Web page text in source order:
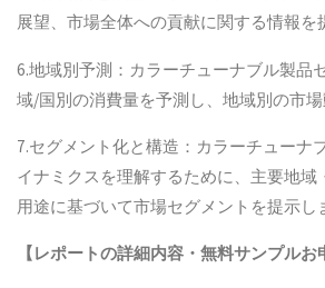
展望、市場全体への貢献に関する情報を
6.地域別予測：カラーチューナブル製品
域/国別の消費量を予測し、地域別の市場
7.セグメント化と構造：カラーチューナ
イナミクスを理解するために、主要地域
用途に基づいて市場セグメントを提示し
【レポートの詳細内容・無料サンプルお